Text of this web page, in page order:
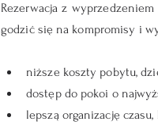
Rezerwacja z
godzić się na kompromisy i
niższe koszty pobytu,
dostęp do pokoi o
lepszą organizację